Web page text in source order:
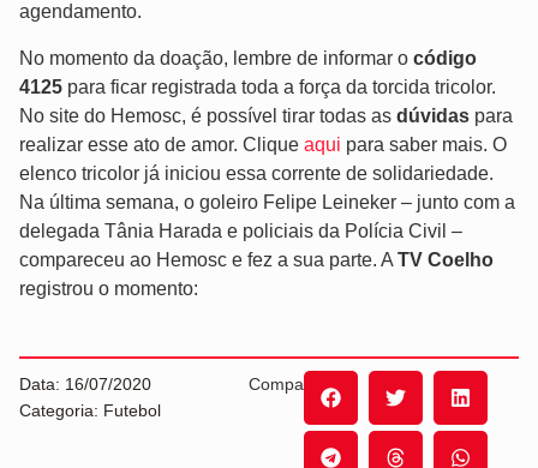
agendamento.
No momento da doação, lembre de informar o código
4125 para ficar registrada toda a força da torcida tricolor.
No site do Hemosc, é possível tirar todas as dúvidas para
realizar esse ato de amor. Clique aqui para saber mais. O
elenco tricolor já iniciou essa corrente de solidariedade.
Na última semana, o goleiro Felipe Leineker – junto com a
delegada Tânia Harada e policiais da Polícia Civil –
compareceu ao Hemosc e fez a sua parte. A TV Coelho
registrou o momento:
Data: 16/07/2020
Categoria: Futebol
Compartilhe: